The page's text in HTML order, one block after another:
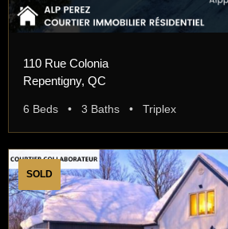
110 Rue Colonia
Repentigny, QC
6 Beds • 3 Baths • Triplex
SOLD